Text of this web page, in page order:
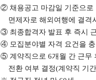
② 채용공고 마감일 기준으로
면제자로 해외여행에 결격
③ 최종합격자 발표 후 즉시
④ 모집분야별 자격 요건을
⑤ 계약직으로 6개월 간 근무
전환 여부 결정(계약직 기